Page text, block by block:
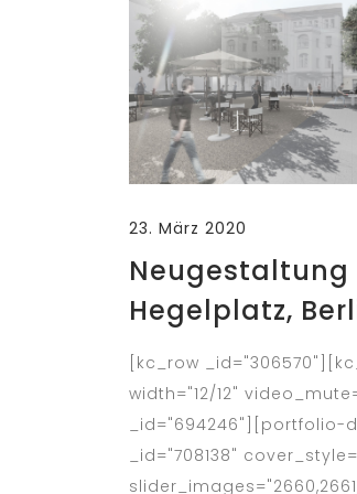
23. März 2020
Neugestaltung
Hegelplatz,
[kc_row
width="12/12"
_id="694246"][portfolio-
_id="708138"